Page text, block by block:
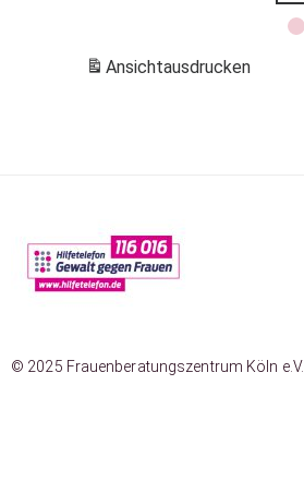
Ansichtausdrucken
© 2025 Frauenberatungszentrum Köln e.V.